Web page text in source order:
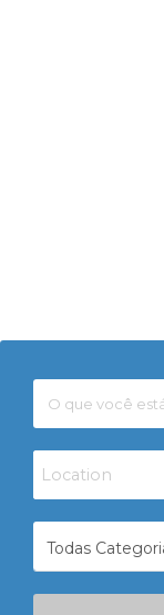
Todas